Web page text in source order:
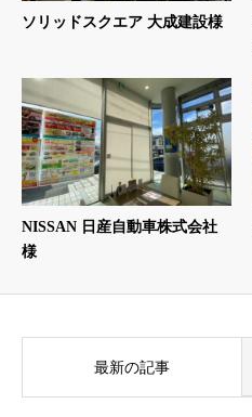
ソリッドスクエア 大成建設様
NISSAN 日産自動車株式会社
様
最新の記事